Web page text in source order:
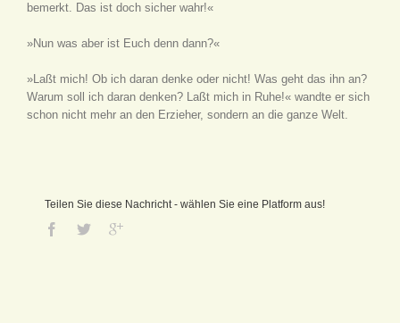
bemerkt. Das ist doch sicher wahr!«
»Nun was aber ist Euch denn dann?«
»Laßt mich! Ob ich daran denke oder nicht! Was geht das ihn an?
Warum soll ich daran denken? Laßt mich in Ruhe!« wandte er sich
schon nicht mehr an den Erzieher, sondern an die ganze Welt.
Teilen Sie diese Nachricht - wählen Sie eine Platform aus!